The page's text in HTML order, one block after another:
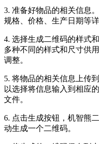
3. 准备好物品的相关信息
规格、价格、生产日期等详
4. 选择生成二维码的样式
多种不同的样式和尺寸供
调整。
5. 将物品的相关信息上传
以选择将信息输入到相应
文件。
6. 点击生成按钮，机智熊
动生成一个二维码。